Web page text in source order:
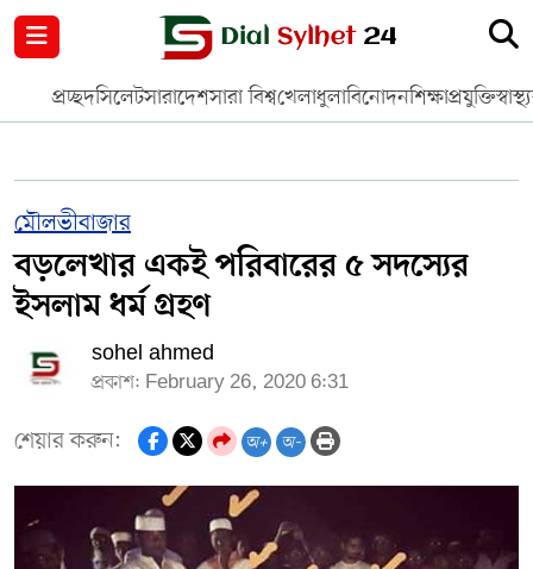
প্রচ্ছদসিলেটসারাদেশসারা বিশ্বখেলাধুলাবিনোদনশিক্ষাপ্রযুক্তি
মৌলভীবাজার
বড়লেখার একই পরিবারের ৫ সদস্যের
ইসলাম ধর্ম গ্রহণ
sohel ahmed
প্রকাশ: February 26, 2020 6:31
শেয়ার করুন: অ+ অ-
নগর পরিকল্পনা
সুনামগঞ্জ
হবিগঞ্জ
জাতীয়
আন্তর্জাতিক
মুক্তমত
YOUTUBE
FACEBOOK
EDITOR & PUBLISHER : SOHEL AHMED
ডায়ালসিলেট যাত্রা
CONTACT US